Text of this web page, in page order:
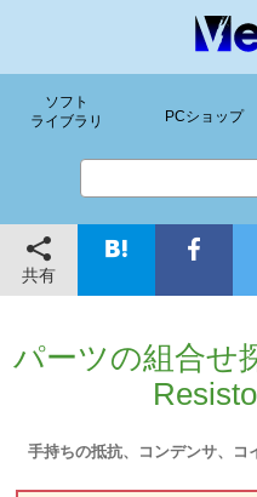
ソフト
ライブラリ
PCショップ
共有
パーツの組合せ
手持ちの抵抗、コンデンサ、コ